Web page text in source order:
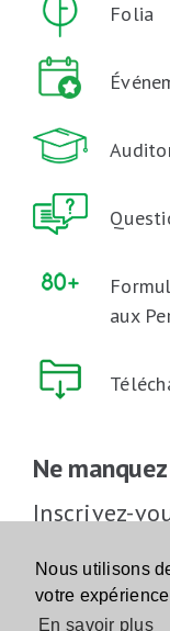
Nous utilisons
votre
En savoir plus
Folia
aux
Ne
Inscrivez-
Inscrivez-